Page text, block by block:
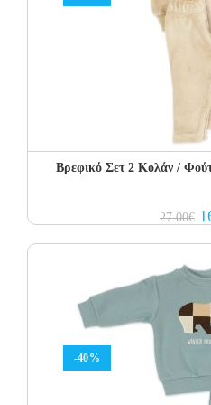
Βρεφικό Σετ 2 Κολάν /
27.00€
-40%